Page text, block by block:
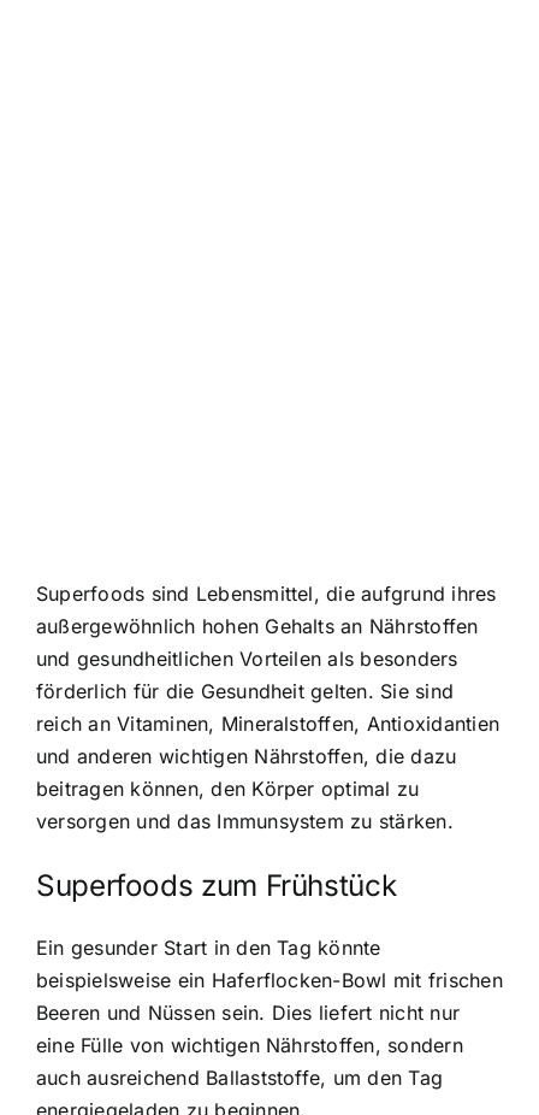
Superfoods sind Lebensmittel, die aufgrund ihres
außergewöhnlich hohen Gehalts an Nährstoffen
und gesundheitlichen Vorteilen als besonders
förderlich für die Gesundheit gelten. Sie sind
reich an Vitaminen, Mineralstoffen, Antioxidantien
und anderen wichtigen Nährstoffen, die dazu
beitragen können, den Körper optimal zu
versorgen und das Immunsystem zu stärken.
Superfoods zum Frühstück
Ein gesunder Start in den Tag könnte
beispielsweise ein Haferflocken-Bowl mit frischen
Beeren und Nüssen sein. Dies liefert nicht nur
eine Fülle von wichtigen Nährstoffen, sondern
auch ausreichend Ballaststoffe, um den Tag
energiegeladen zu beginnen.